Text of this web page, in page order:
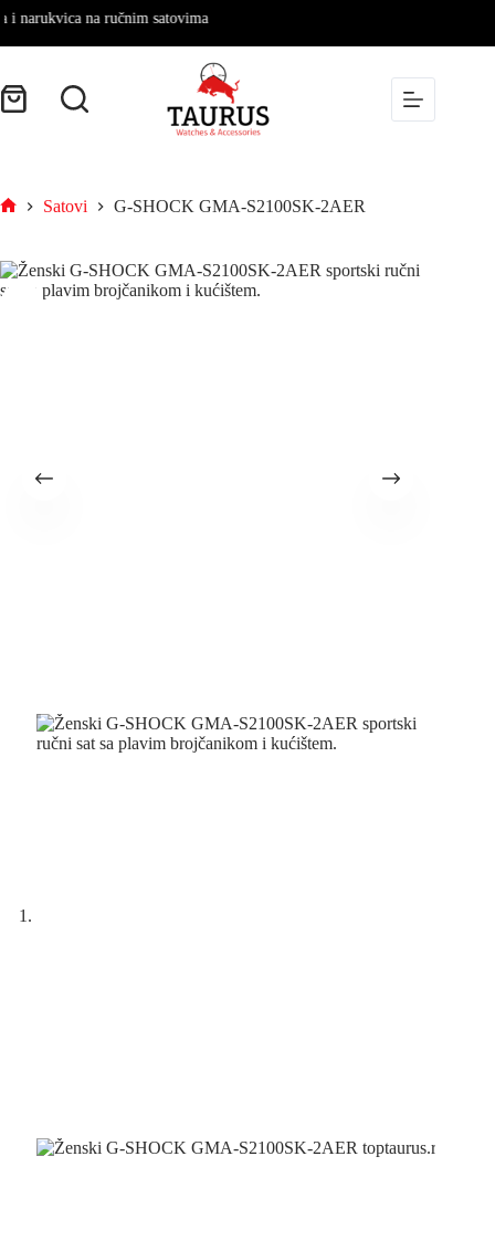
na ručnim satovima
Satovi G-SHOCK GMA-S2100SK-2AER